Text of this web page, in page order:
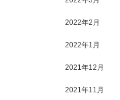
2022年2月
2022年1月
2021年12月
2021年11月